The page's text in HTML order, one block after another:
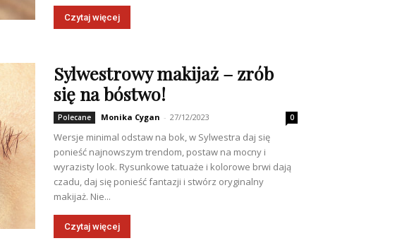
Czytaj więcej
Sylwestrowy makijaż – zrób
się na bóstwo!
Polecane Monika Cygan - 27/12/2023 0
Wersje minimal odstaw na bok, w Sylwestra daj się
ponieść najnowszym trendom, postaw na mocny i
wyrazisty look. Rysunkowe tatuaże i kolorowe brwi dają
czadu, daj się ponieść fantazji i stwórz oryginalny
makijaż. Nie...
Czytaj więcej